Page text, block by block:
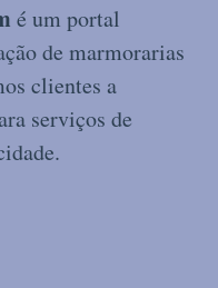
é um portal
de marmorarias
clientes a
serviços de